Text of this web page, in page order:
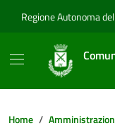
Regione Autonoma
Home